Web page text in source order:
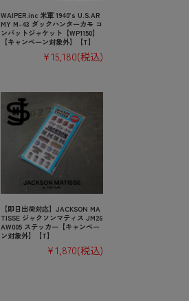
WAIPER.inc 米軍 1940’s U.S.AR
MY M-43 ダックハンターカモ コ
ンバットジャケット【WP1150】
【キャンペーン対象外】【T】
¥15,180(税込)
【即日出荷対応】JACKSON MA
TISSE ジャクソンマティス JM26
AW005 ステッカー【キャンペー
ン対象外】【T】
¥1,870(税込)